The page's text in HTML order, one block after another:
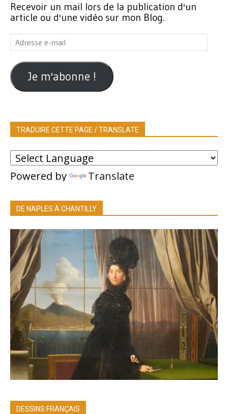
Recevoir un mail lors de la publication d'un
article ou d'une vidéo sur mon Blog.
Adresse
e-
mail
Je m'abonne !
TRADUIRE CETTE PAGE / TRANSLATE
Powered by Translate
DE NAPLES À CHANTILLY
DESSINS FRANÇAIS